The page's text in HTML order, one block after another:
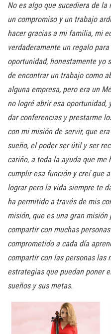
No es algo que sucediera de la
un compromiso y un trabajo
hacer gracias a mi familia, mi
verdaderamente un regalo
oportunidad, honestamente yo
de encontrar un trabajo como
alguna empresa, pero era un
no logré abrir esa oportunidad,
dar conferencias y prestarme
con mi misión de servir, que
sueño, el poder ser útil y ser
cariño, a toda la ayuda que
cumplir esa función y creí que
lograr pero la vida siempre te
ha permitido a través de mis
misión, que es una gran
compartir con muchas
comprometido a cada día
compartir con las personas las
estrategias que puedan poner
sueños y sus metas.